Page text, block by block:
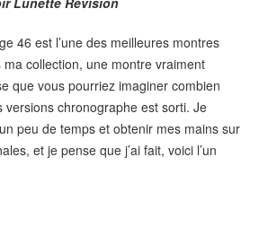
46 est l’une des meilleures montres
collection, une montre vraiment
que vous pourriez imaginer combien
versions chronographe est sorti. Je
peu de temps et obtenir mes mains sur
et je pense que j’ai fait, voici l’un